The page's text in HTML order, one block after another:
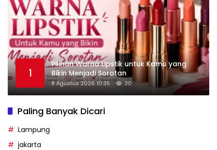
1
Pilihan Warna Lipstik untuk Kamu yang
Bikin Menjadi Sorotan
8 Agustus 2026 10:35 30
Paling Banyak Dicari
Lampung
jakarta